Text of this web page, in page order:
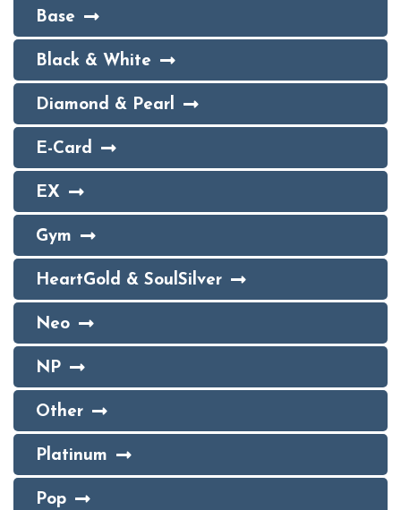
Base
Black & White
Diamond & Pearl
E-Card
EX
Gym
HeartGold & SoulSilver
Neo
NP
Other
Platinum
Pop